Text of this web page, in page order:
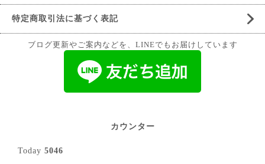
特定商取引法に基づく表記
ブログ更新やご案内などを、LINEでもお届けしています
カウンター
Today 5046